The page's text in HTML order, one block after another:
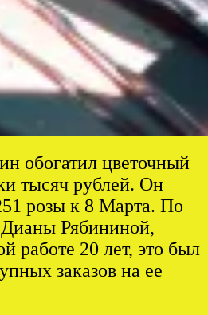
обогатил цветочный
тысяч рублей. Он
розы к 8 Марта. По
Рябининой,
работе 20 лет, это был
заказов на ее